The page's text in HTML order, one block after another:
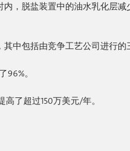
，脱盐装置中的油水乳化层
中包括由竞争工艺公司进行的
。
了超过150万美元/年。